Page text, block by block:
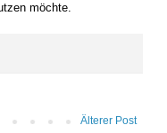
möchte.
Älterer Post